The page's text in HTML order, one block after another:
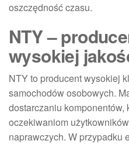
oszczędność czasu.
NTY –
wysokiej
NTY to producent wysokiej
samochodów osobowych.
dostarczaniu
oczekiwaniom
naprawczych. W przypadku